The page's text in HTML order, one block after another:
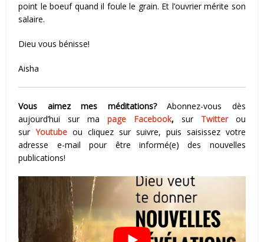
point le boeuf quand il foule le grain. Et l’ouvrier mérite son
salaire.
Dieu vous bénisse!
Aisha
Vous aimez mes méditations?Abonnez-vous dès
aujourd’hui sur mapage Facebook, sur Twitter
ou
surYoutube ou cliquez sur suivre, puis saisissez votre
adresse e-mail pour être informé(e) des nouvelles
publications!